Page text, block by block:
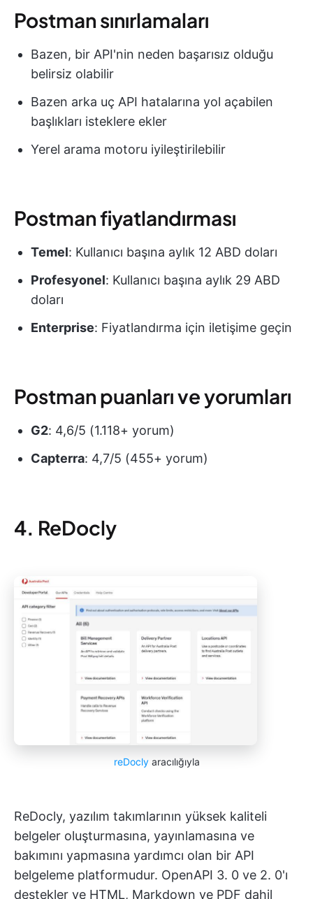
Postman sınırlamaları
Bazen, bir API'nin neden başarısız olduğu
belirsiz olabilir
Bazen arka uç API hatalarına yol açabilen
başlıkları isteklere ekler
Yerel arama motoru iyileştirilebilir
Postman fiyatlandırması
Temel: Kullanıcı başına aylık 12 ABD doları
Profesyonel: Kullanıcı başına aylık 29 ABD
doları
Enterprise: Fiyatlandırma için iletişime geçin
Postman puanları ve yorumları
G2: 4,6/5 (1.118+ yorum)
Capterra: 4,7/5 (455+ yorum)
4. ReDocly
reDoclyaracılığıyla
ReDocly, yazılım takımlarının yüksek kaliteli
belgeler oluşturmasına, yayınlamasına ve
bakımını yapmasına yardımcı olan bir API
belgeleme platformudur. OpenAPI 3. 0 ve 2. 0'ı
destekler ve HTML, Markdown ve PDF dahil